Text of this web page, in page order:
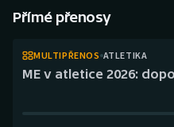
Dostihy
Přímé přenosy
MULTIPŘENOS ATLETIKA
ME v atletice 2026: